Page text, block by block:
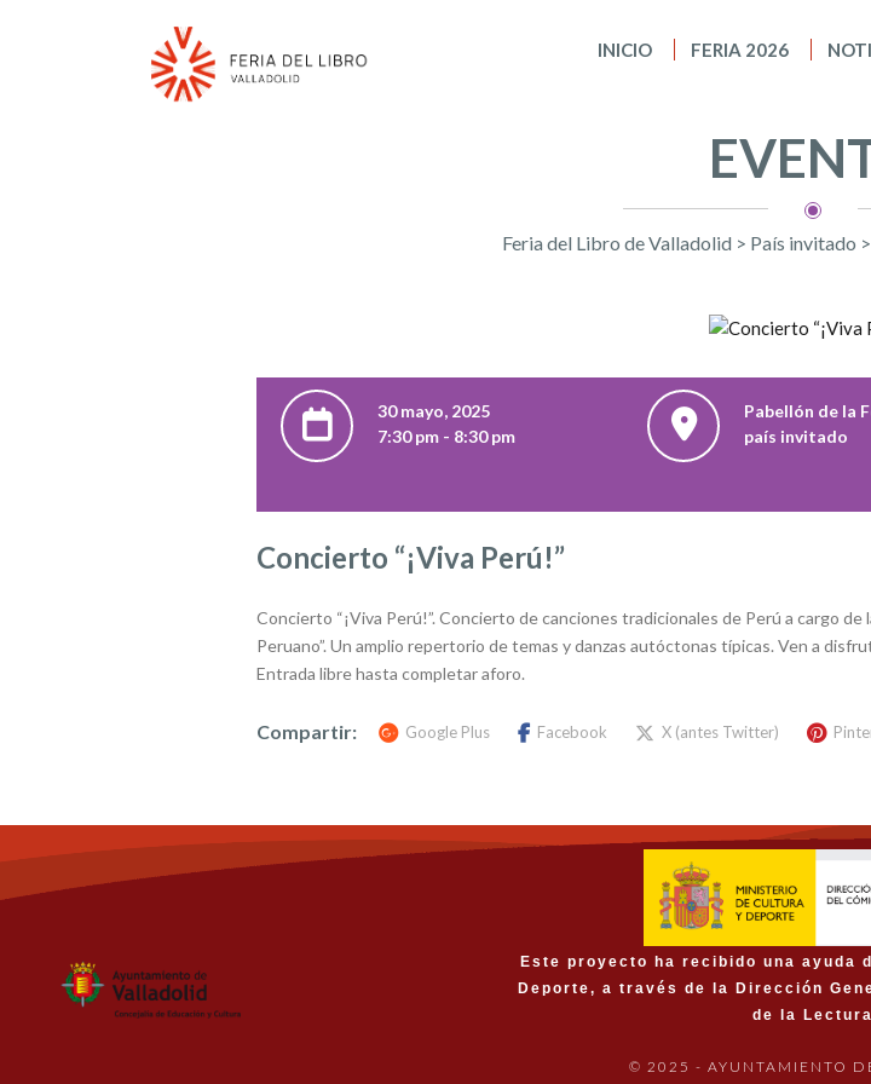
INICIO FERIA 2026
Feria del Libro de Valladolid > País invitado >
30 mayo, 2025
7:30 pm - 8:30 pm
Pabellón de la
país invitado
Concierto “¡Viva Perú!”
Concierto “¡Viva Perú!”. Concierto de canciones tradicionales de Perú a cargo
Peruano”. Un amplio repertorio de temas y danzas autóctonas típicas. Ven a
Entrada libre hasta completar aforo.
Compartir: Google Plus Facebook X (antes Twitter)
Este proyecto ha recibido una ayuda
Deporte, a través de la Dirección
de la Lectura
© 2025 - AYUNTAMIENTO